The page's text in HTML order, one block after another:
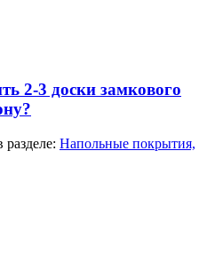
2-3 доски замкового
разделе: Напольные покрытия,